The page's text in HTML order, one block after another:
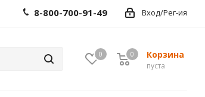
Вход/Рег-ия
8-800-700-91-49
0 Корзина
0
пуста
0